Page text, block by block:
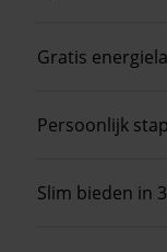
Gratis
Persoonlijk
Slim bieden in